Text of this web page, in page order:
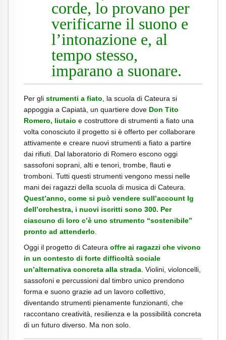
corde, lo provano per
verificarne il suono e
l’intonazione e, al
tempo stesso,
imparano a suonare.
Per gli strumenti a fiato , la scuola di Cateura si
appoggia a Capiatà, un quartiere dove Don Tito
Romero, liutaio e costruttore di strumenti a fiato una
volta conosciuto il progetto si è offerto per collaborare
attivamente e creare nuovi strumenti a fiato a partire
dai rifiuti. Dal laboratorio di Romero escono oggi
sassofoni soprani, alti e tenori, trombe, flauti e
tromboni. Tutti questi strumenti vengono messi nelle
mani dei ragazzi della scuola di musica di Cateura.
Quest’anno, come si può vendere sull’account Ig
dell’orchestra, i nuovi iscritti sono 300. Per
ciascuno di loro c’è uno strumento “sostenibile”
pronto ad attenderlo
Oggi il progetto di Cateura offre ai ragazzi che vivono
in un contesto di forte difficoltà sociale
un’alternativa concreta alla strada . Violini, violoncelli,
sassofoni e percussioni dal timbro unico prendono
forma e suono grazie ad un lavoro collettivo,
diventando strumenti pienamente funzionanti, che
raccontano creatività, resilienza e la possibilità concreta
di un futuro diverso. Ma non solo.